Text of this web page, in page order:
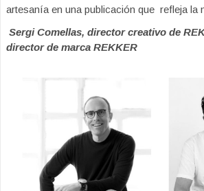
artesanía en una publicación que refleja la
Sergi Comellas, director creativo de
director de marca REKKER